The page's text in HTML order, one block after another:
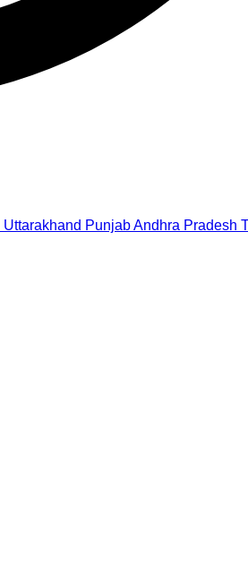
Uttarakhand PunjabAndhra Pradesh